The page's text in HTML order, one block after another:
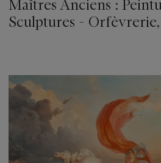
Maîtres Anciens :
Sculptures -